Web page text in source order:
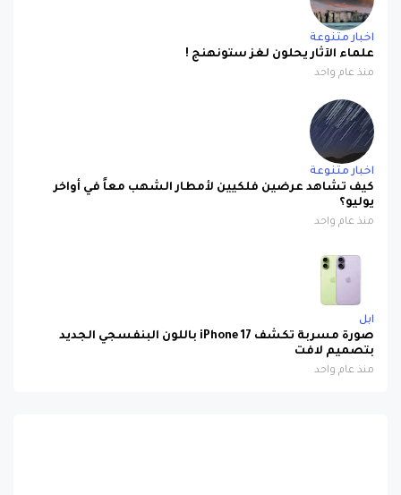
اخبار متنوعة
علماء الآثار يحلون لغز ستونهنج !
منذ عام واحد
اخبار متنوعة
كيف تشاهد عرضين فلكيين لأمطار الشهب معاً في أواخر
يوليو؟
منذ عام واحد
بتصميم لافت
منذ عام واحد